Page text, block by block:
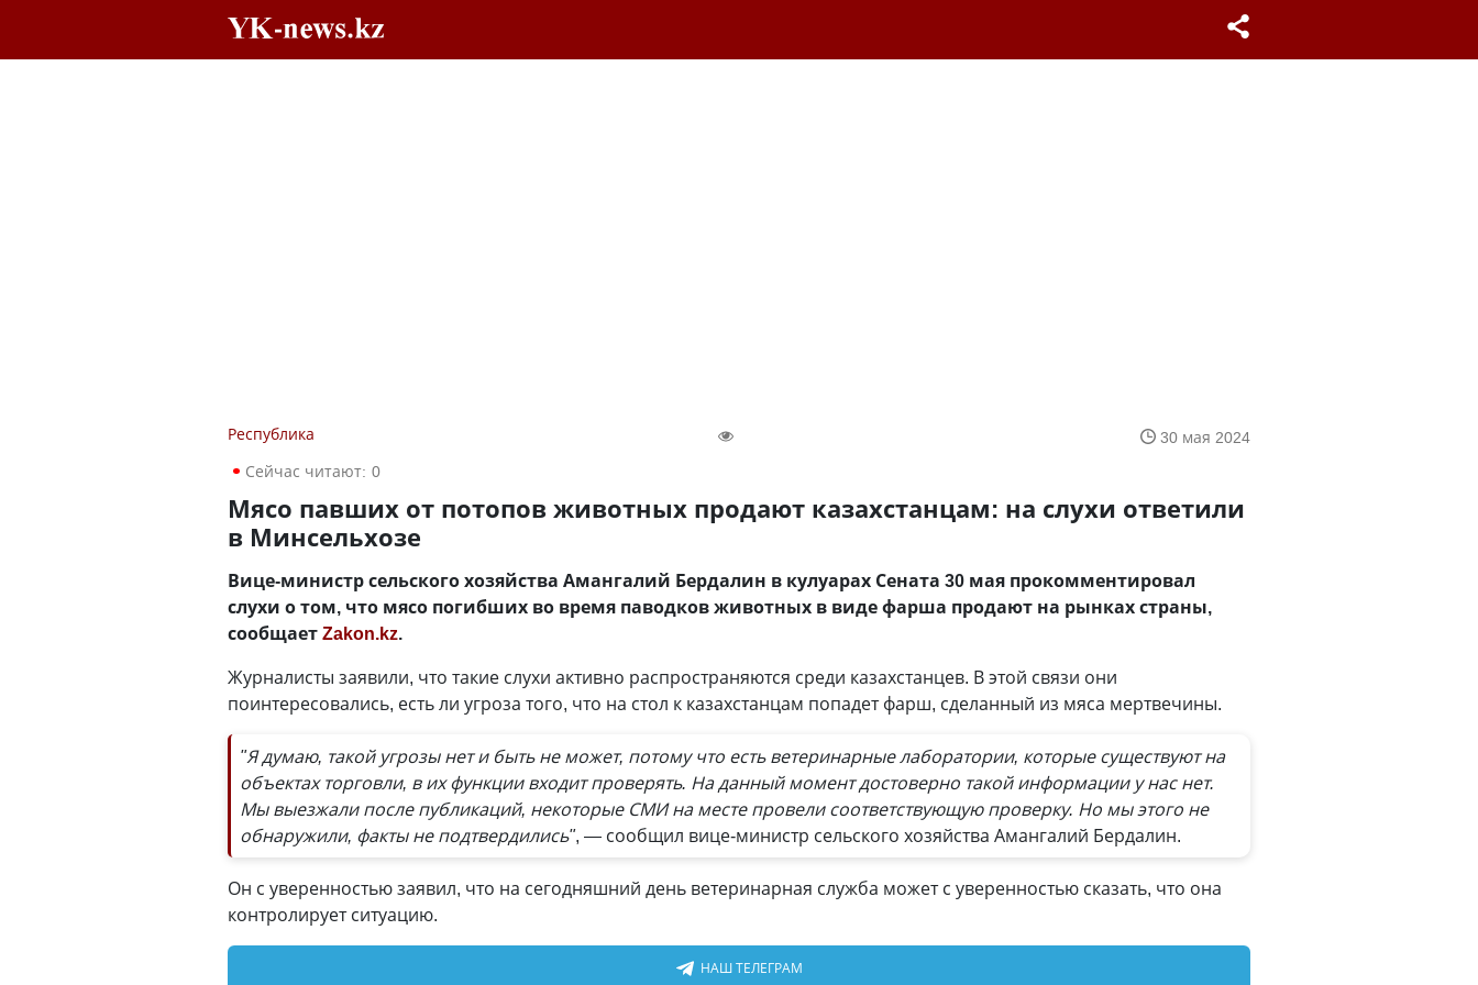
Республика
30 мая 2024
Сейчас читают: 0
Мясо павших от потопов животных продают казахстанцам: на слухи ответили
в Минсельхозе
Вице-министр сельского хозяйства Амангалий Бердалин в кулуарах Сената 30 мая прокомментировал
слухи о том, что мясо погибших во время паводков животных в виде фарша продают на рынках страны,
сообщаетZakon.kz.
Журналисты заявили, что такие слухи активно распространяются среди казахстанцев. В этой связи они
поинтересовались, есть ли угроза того, что на стол к казахстанцам попадет фарш, сделанный из мяса мертвечины.
"Я думаю, такой угрозы нет и быть не может, потому что есть ветеринарные лаборатории, которые существуют на
объектах торговли, в их функции входит проверять. На данный момент достоверно такой информации у нас нет.
Мы выезжали после публикаций, некоторые СМИ на месте провели соответствующую проверку. Но мы этого не
обнаружили, факты не подтвердились", — сообщил вице-министр сельского хозяйства Амангалий Бердалин.
Он с уверенностью заявил, что на сегодняшний день ветеринарная служба может с уверенностью сказать, что она
контролирует ситуацию.
НАШ ТЕЛЕГРАМ